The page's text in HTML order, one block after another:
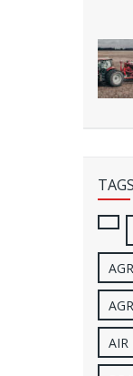
TAGS
AIR